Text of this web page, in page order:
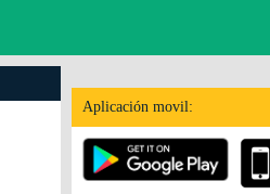
Aplicación movil: